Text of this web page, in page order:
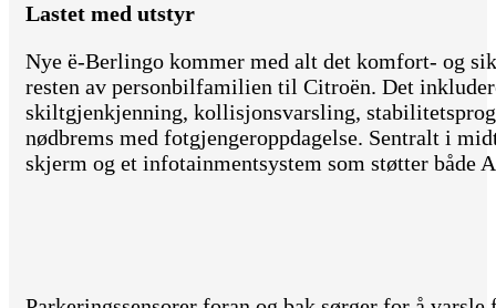
Lastet med utstyr
Nye ë-Berlingo kommer med alt det komfort- og
resten av personbilfamilien til Citroën. Det
skiltgjenkjenning, kollisjonsvarsling,
nødbrems med fotgjengeroppdagelse. Sentralt i
skjerm og et infotainmentsystem som støtter både